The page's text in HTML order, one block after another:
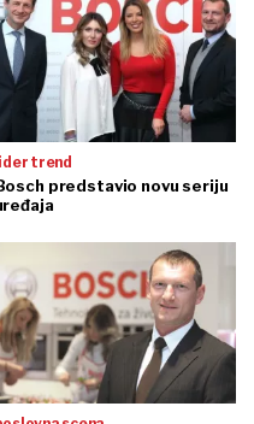
lider trend
predstavio novu seriju